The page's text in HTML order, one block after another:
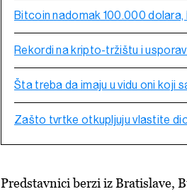
Bitcoin nadomak 100.000 dolara,
Rekordi na kripto-tržištu i
Šta treba da imaju u vidu oni koji
Zašto tvrtke otkupljuju vlastite
Predstavnici berzi iz Bratislave,